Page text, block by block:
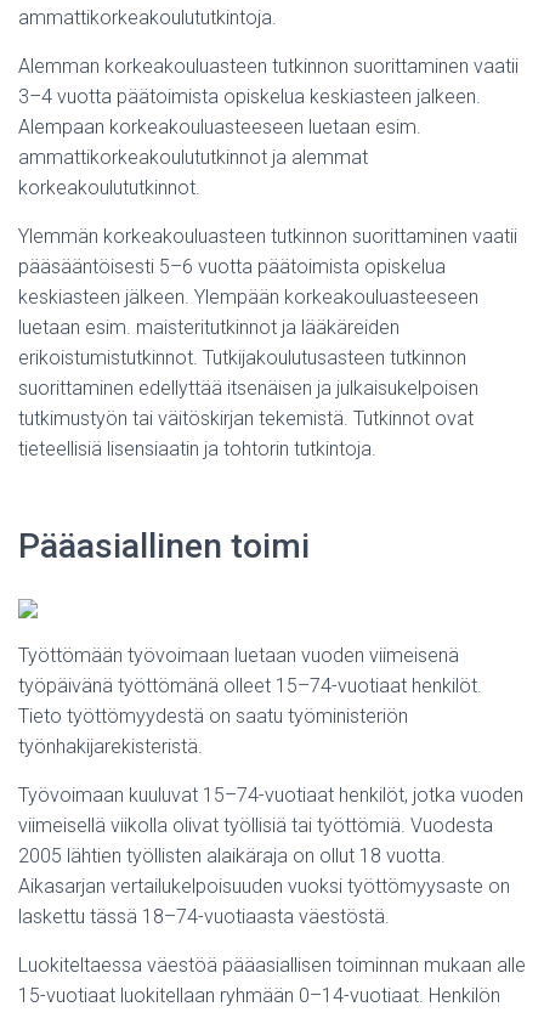
ammattikorkeakoulututkintoja.
Alemman korkeakouluasteen tutkinnon suorittaminen vaatii
3–4 vuotta päätoimista opiskelua keskiasteen jalkeen.
Alempaan korkeakouluasteeseen luetaan esim.
ammattikorkeakoulututkinnot ja alemmat
korkeakoulututkinnot.
Ylemmän korkeakouluasteen tutkinnon suorittaminen vaatii
pääsääntöisesti 5–6 vuotta päätoimista opiskelua
keskiasteen jälkeen. Ylempään korkeakouluasteeseen
luetaan esim. maisteritutkinnot ja lääkäreiden
erikoistumistutkinnot. Tutkijakoulutusasteen tutkinnon
suorittaminen edellyttää itsenäisen ja julkaisukelpoisen
tutkimustyön tai väitöskirjan tekemistä. Tutkinnot ovat
tieteellisiä lisensiaatin ja tohtorin tutkintoja.
Pääasiallinen toimi
Työttömään työvoimaan luetaan vuoden viimeisenä
työpäivänä työttömänä olleet 15–74-vuotiaat henkilöt.
Tieto työttömyydestä on saatu työministeriön
työnhakijarekisteristä.
Työvoimaan kuuluvat 15–74-vuotiaat henkilöt, jotka vuoden
viimeisellä viikolla olivat työllisiä tai työttömiä. Vuodesta
2005 lähtien työllisten alaikäraja on ollut 18 vuotta.
Aikasarjan vertailukelpoisuuden vuoksi työttömyysaste on
laskettu tässä 18–74-vuotiaasta väestöstä.
Luokiteltaessa väestöä pääasiallisen toiminnan mukaan alle
15-vuotiaat luokitellaan ryhmään 0–14-vuotiaat. Henkilön